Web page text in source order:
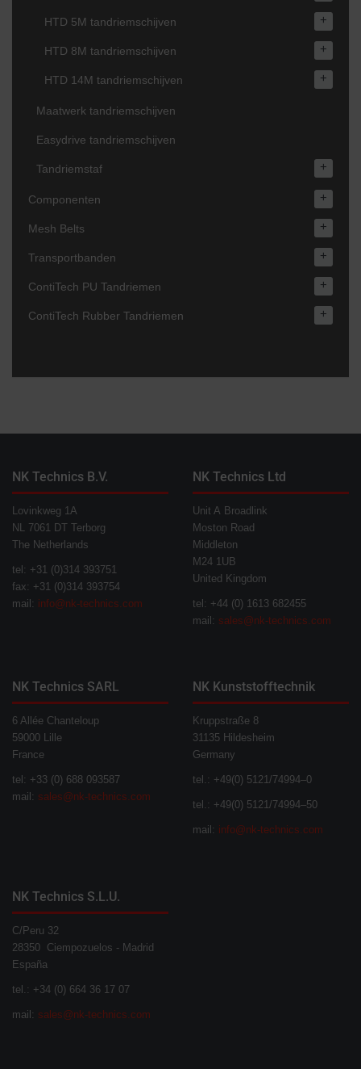
HTD 5M tandriemschijven +
HTD 8M tandriemschijven +
HTD 14M tandriemschijven +
Maatwerk tandriemschijven
Easydrive tandriemschijven
Tandriemstaf +
Componenten +
Mesh Belts +
Transportbanden +
ContiTech PU Tandriemen +
ContiTech Rubber Tandriemen +
NK Technics B.V.
Lovinkweg 1A
NL 7061 DT Terborg
The Netherlands
tel: +31 (0)314 393751
fax: +31 (0)314 393754
mail: info@nk-technics.com
NK Technics Ltd
Unit A Broadlink
Moston Road
Middleton
M24 1UB
United Kingdom
tel: +44 (0) 1613 682455
mail: sales@nk-technics.com
NK Technics SARL
6 Allée Chanteloup
59000 Lille
France
tel: +33 (0) 688 093587
mail: sales@nk-technics.com
NK Kunststofftechnik
Kruppstraße 8
31135 Hildesheim
Germany
tel.: +49(0) 5121/74994–0
tel.: +49(0) 5121/74994–50
mail: info@nk-technics.com
NK Technics S.L.U.
C/Peru 32
28350 Ciempozuelos - Madrid
España
tel.: +34 (0) 664 36 17 07
mail: sales@nk-technics.com